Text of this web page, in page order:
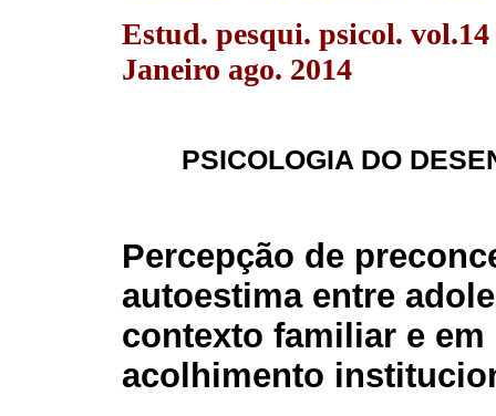
Estud. pesqui. psicol.
Janeiro ago. 2014
PSICOLOGIA DO
Percepção de
autoestima entre
contexto familiar e em
acolhimento